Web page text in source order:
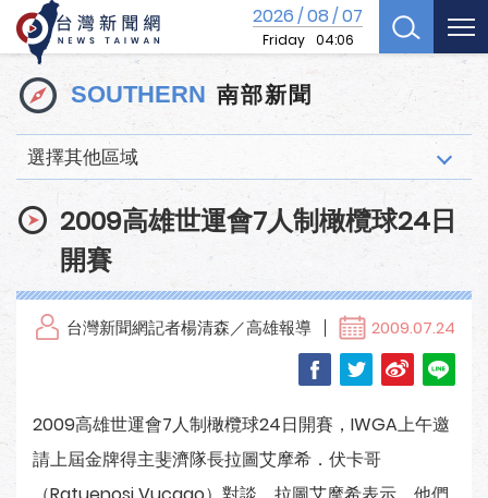
2026/08/07
Friday 04:06
SOUTHERN 南部新聞
選擇其他區域
2009高雄世運會7人制橄欖球24日
開賽
台灣新聞網記者楊清森／高雄報導 2009.07.24
2009高雄世運會7人制橄欖球24日開賽，IWGA上午邀
請上屆金牌得主斐濟隊長拉圖艾摩希．伏卡哥